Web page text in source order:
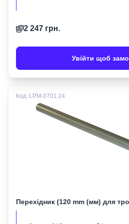
2 247 грн.
Увійти щоб
Код: LPM-0701.24
Перехідник (120 mm (мм) для